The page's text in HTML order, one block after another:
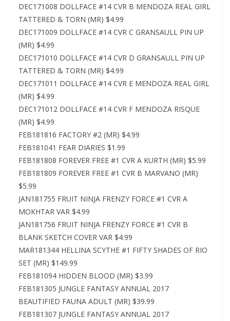
DEC171008 DOLLFACE #14 CVR B MENDOZA REAL GIRL
TATTERED & TORN (MR) $4.99
DEC171009 DOLLFACE #14 CVR C GRANSAULL PIN UP
(MR) $4.99
DEC171010 DOLLFACE #14 CVR D GRANSAULL PIN UP
TATTERED & TORN (MR) $4.99
DEC171011 DOLLFACE #14 CVR E MENDOZA REAL GIRL
(MR) $4.99
DEC171012 DOLLFACE #14 CVR F MENDOZA RISQUE
(MR) $4.99
FEB181816 FACTORY #2 (MR) $4.99
FEB181041 FEAR DIARIES $1.99
FEB181808 FOREVER FREE #1 CVR A KURTH (MR) $5.99
FEB181809 FOREVER FREE #1 CVR B MARVANO (MR)
$5.99
JAN181755 FRUIT NINJA FRENZY FORCE #1 CVR A
MOKHTAR VAR $4.99
JAN181756 FRUIT NINJA FRENZY FORCE #1 CVR B
BLANK SKETCH COVER VAR $4.99
MAR181344 HELLINA SCYTHE #1 FIFTY SHADES OF RIO
SET (MR) $149.99
FEB181094 HIDDEN BLOOD (MR) $3.99
FEB181305 JUNGLE FANTASY ANNUAL 2017
BEAUTIFIED FAUNA ADULT (MR) $39.99
FEB181307 JUNGLE FANTASY ANNUAL 2017